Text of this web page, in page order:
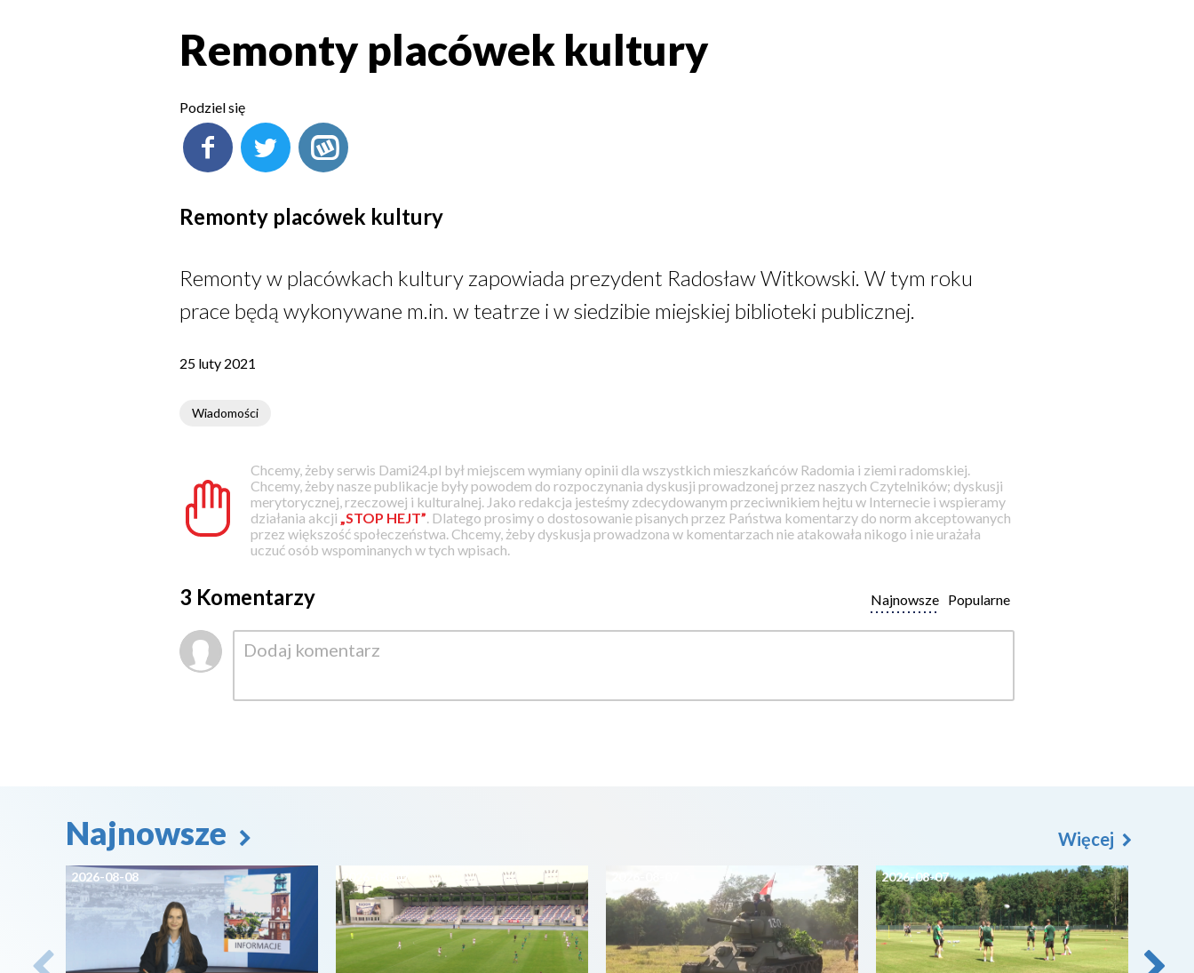
Remonty placówek kultury
Podziel się
Remonty placówek kultury
Remonty w placówkach kultury zapowiada prezydent Radosław Witkowski. W tym roku
prace będą wykonywane m.in. w teatrze i w siedzibie miejskiej biblioteki publicznej.
25 luty 2021
Wiadomości
Chcemy, żeby serwis Dami24.pl był miejscem wymiany opinii dla wszystkich mieszkańców Radomia i ziemi radomskiej.
Chcemy, żeby nasze publikacje były powodem do rozpoczynania dyskusji prowadzonej przez naszych Czytelników; dyskusji
merytorycznej, rzeczowej i kulturalnej. Jako redakcja jesteśmy zdecydowanym przeciwnikiem hejtu w Internecie i wspieramy
działania akcji „STOP HEJT” . Dlatego prosimy o dostosowanie pisanych przez Państwa komentarzy do norm akceptowanych
przez większość społeczeństwa. Chcemy, żeby dyskusja prowadzona w komentarzach nie atakowała nikogo i nie urażała
uczuć osób wspominanych w tych wpisach.
3 Komentarzy Popularne
Najnowsze
Najnowsze
2026-08-08 2026-08-07 2026-08-07
Więcej